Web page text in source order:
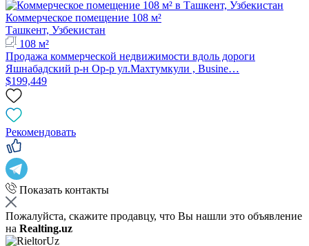
Коммерческое помещение 108 м²
Ташкент, Узбекистан
108 м²
Продажа коммерческой недвижимости вдоль дороги
Яшнабадский р-н Ор-р ул.Махтумкули , Busine…
$199,449
Рекомендовать
Показать контакты
Пожалуйста, скажите продавцу, что Вы нашли это объявление
на Realting.uz